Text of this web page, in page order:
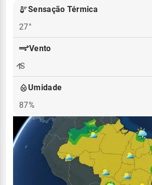
Sensação Térmica
27°
Vento
S
Umidade
87%